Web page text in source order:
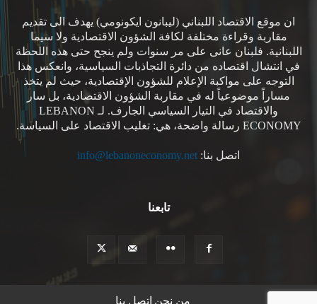
ان موقع الاقتصاد اللبناني (ليبانون ايكونومي) يهدف الى تقديم
مقاربة وقراءة مختلفة لكافة الشؤون الاقتصادية ولا سيما
اللبنانية. فلبنان عانى على مر سنوات ولم ينجح حتى هذه اللحظة
في انتشال اقتصاده من دائرة التجاذبات السياسية، وانعكس هذا
التوجه على مواكبة الإعلام للشؤون الإقتصادية، حيث لم يتخذ
مساراً موضوعياً له في مقاربة الشؤون الاقتصادية، بل سار
والاقتصاد في التيار السياسي الجارف. لـ LEBANON
ECONOMY رسالة واضحة، هي: تغليب الاقتصاد على السياسة.
اتصل بنا: info@lebanoneconomy.net
تابعنا
من نحن اتصل بنا